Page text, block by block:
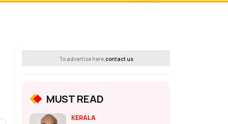
To advertise here,contact us
MUST READ
KERALA